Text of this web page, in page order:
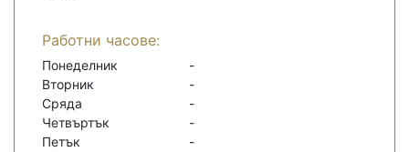
Работни часове:
Понеделник
-
Вторник
-
Сряда
-
Четвъртък
-
Петък
-